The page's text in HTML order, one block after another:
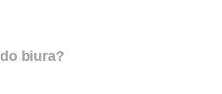
biura?